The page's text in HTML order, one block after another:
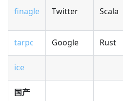
finagle Twitter Scala
tarpc Google Rust
ice
国产